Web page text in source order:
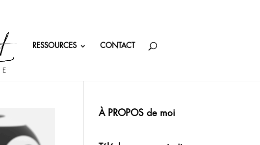
RESSOURCES CONTACT
À PROPOS de moi